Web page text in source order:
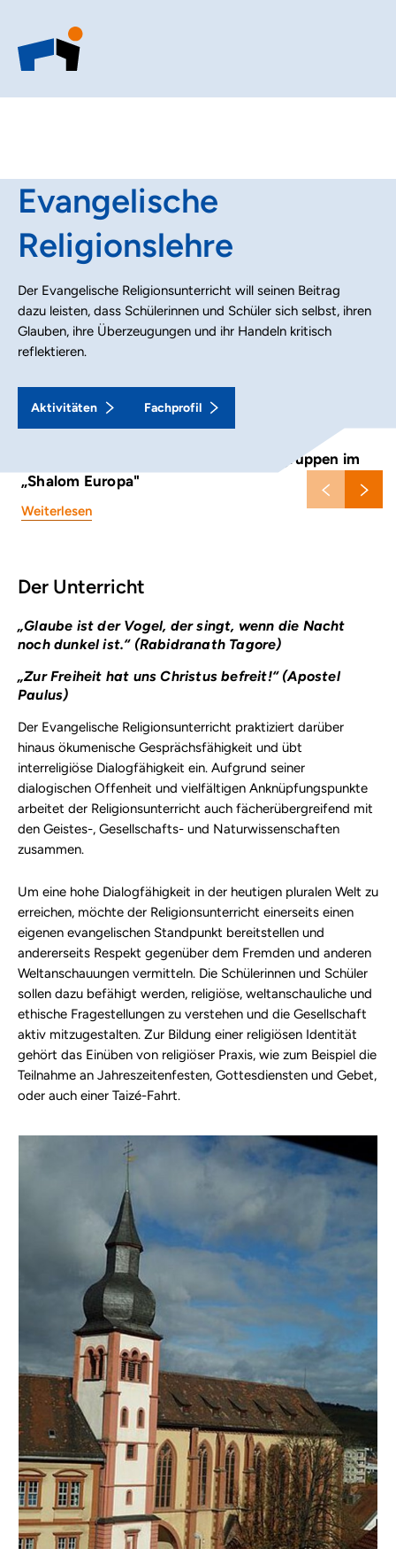
Evangelische
Religionslehre
Der Evangelische Religionsunterricht will seinen Beitrag
dazu leisten, dass Schülerinnen und Schüler sich selbst, ihren
Glauben, ihre Überzeugungen und ihr Handeln kritisch
reflektieren.
Aktivitäten Fachprofil
Judentum live erleben: Drei Religionsgruppen im
„Shalom Europa"
Weiterlesen
Der Unterricht
„Glaube ist der Vogel, der singt, wenn die Nacht
noch dunkel ist.“ (Rabidranath Tagore)
„Zur Freiheit hat uns Christus befreit!“ (Apostel
Paulus)
Der Evangelische Religionsunterricht praktiziert darüber
hinaus ökumenische Gesprächsfähigkeit und übt
interreligiöse Dialogfähigkeit ein. Aufgrund seiner
dialogischen Offenheit und vielfältigen Anknüpfungspunkte
arbeitet der Religionsunterricht auch fächerübergreifend mit
den Geistes-, Gesellschafts- und Naturwissenschaften
zusammen.
Um eine hohe Dialogfähigkeit in der heutigen pluralen Welt zu
erreichen, möchte der Religionsunterricht einerseits einen
eigenen evangelischen Standpunkt bereitstellen und
andererseits Respekt gegenüber dem Fremden und anderen
Weltanschauungen vermitteln. Die Schülerinnen und Schüler
sollen dazu befähigt werden, religiöse, weltanschauliche und
ethische Fragestellungen zu verstehen und die Gesellschaft
aktiv mitzugestalten. Zur Bildung einer religiösen Identität
gehört das Einüben von religiöser Praxis, wie zum Beispiel die
Teilnahme an Jahreszeitenfesten, Gottesdiensten und Gebet,
oder auch einer Taizé-Fahrt.